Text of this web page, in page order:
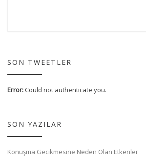
SON TWEETLER
Error:Could not authenticate you.
SON YAZILAR
Konuşma Gecikmesine Neden Olan Etkenler